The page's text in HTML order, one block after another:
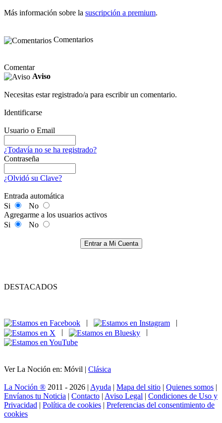
Más información sobre la suscripción a premium.
Comentarios
Comentar
Aviso
Necesitas estar registrado/a para escribir un comentario.
Identificarse
Usuario o Email
¿Todavía no se ha registrado?
Contraseña
¿Olvidó su Clave?
Entrada automática
Si
No
Agregarme a los usuarios activos
Si
No
Entrar a Mi Cuenta
DESTACADOS
|
|
|
|
Ver La Noción en: Móvil | Clásica
La Noción ® 2011 - 2026 | Ayuda | Mapa del sitio | Quienes somos |
Envíanos tu Noticia | Contacto | Aviso Legal | Condiciones de Uso y
Privacidad | Política de cookies | Preferencias del consentimiento de
cookies